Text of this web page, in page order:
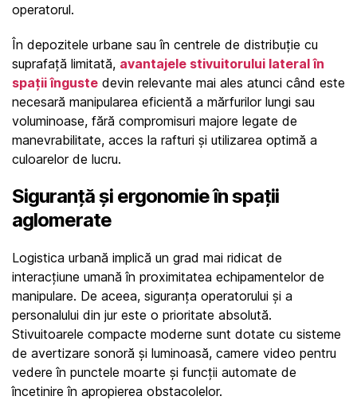
operatorul.
În depozitele urbane sau în centrele de distribuție cu
suprafață limitată, avantajele stivuitorului lateral în
spații înguste devin relevante mai ales atunci când este
necesară manipularea eficientă a mărfurilor lungi sau
voluminoase, fără compromisuri majore legate de
manevrabilitate, acces la rafturi și utilizarea optimă a
culoarelor de lucru.
Siguranță și ergonomie în spații
aglomerate
Logistica urbană implică un grad mai ridicat de
interacțiune umană în proximitatea echipamentelor de
manipulare. De aceea, siguranța operatorului și a
personalului din jur este o prioritate absolută.
Stivuitoarele compacte moderne sunt dotate cu sisteme
de avertizare sonoră și luminoasă, camere video pentru
vedere în punctele moarte și funcții automate de
încetinire în apropierea obstacolelor.